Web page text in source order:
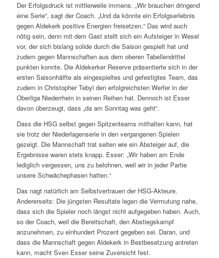
Der Erfolgsdruck ist mittlerweile immens. „Wir brauchen dringend
eine Serie“, sagt der Coach. „Und da könnte ein Erfolgserlebnis
gegen Aldekerk positive Energien freisetzen.“ Das wird auch
nötig sein, denn mit dem Gast stellt sich ein Aufsteiger in Wesel
vor, der sich bislang solide durch die Saison gespielt hat und
zudem gegen Mannschaften aus dem oberen Tabellendrittel
punkten konnte. Die Aldekerker Reserve präsentierte sich in der
ersten Saisonhälfte als eingespieltes und gefestigtes Team, das
zudem in Christopher Tebyl den erfolgreichsten Werfer in der
Oberliga Niederrhein in seinen Reihen hat. Dennoch ist Esser
davon überzeugt, dass „da am Sonntag was geht“.
Dass die HSG selbst gegen Spitzenteams mithalten kann, hat
sie trotz der Niederlagenserie in den vergangenen Spielen
gezeigt. Die Mannschaft trat selten wie ein Absteiger auf, die
Ergebnisse waren stets knapp. Esser: „Wir haben am Ende
lediglich vergessen, uns zu belohnen, weil wir in jeder Partie
unsere Schwächephasen hatten.“
Das nagt natürlich am Selbstvertrauen der HSG-Akteure.
Andererseits: Die jüngsten Resultate legen die Vermutung nahe,
dass sich die Spieler noch längst nicht aufgegeben haben. Auch,
so der Coach, weil die Bereitschaft, den Abstiegskampf
anzunehmen, zu einhundert Prozent gegeben sei. Daran, und
dass die Mannschaft gegen Aldekerk in Bestbesetzung antreten
kann, macht Sven Esser seine Zuversicht fest.